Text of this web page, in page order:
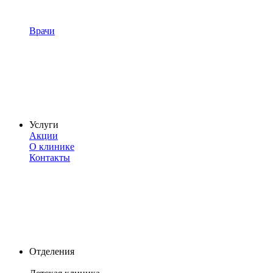
Врачи
Услуги
Акции
О клинике
Контакты
Отделения